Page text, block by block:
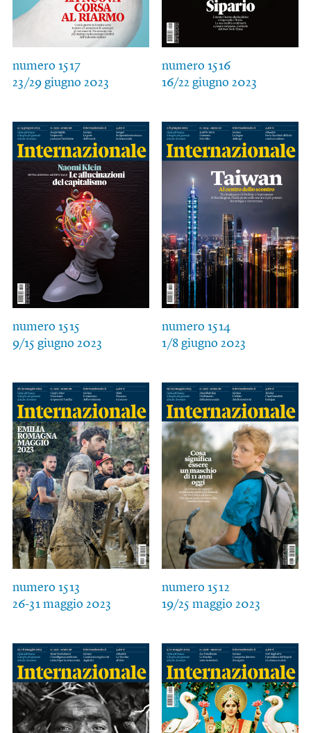
numero 1517
23/29 giugno 2023
numero 1516
16/22 giugno 2023
numero 1515
9/15 giugno 2023
numero 1514
1/8 giugno 2023
numero 1513
26-31 maggio 2023
numero 1512
19/25 maggio 2023